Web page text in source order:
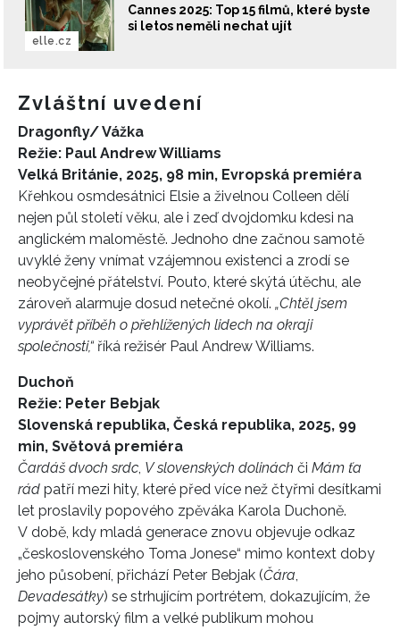
Cannes 2025: Top 15 filmů, které byste
si letos neměli nechat ujít
elle.cz
Zvláštní uvedení
Dragonfly/ Vážka
Režie: Paul Andrew Williams
Velká Británie, 2025, 98 min, Evropská premiéra
Křehkou osmdesátnici Elsie a živelnou Colleen dělí
nejen půl století věku, ale i zeď dvojdomku kdesi na
anglickém maloměstě. Jednoho dne začnou samotě
uvyklé ženy vnímat vzájemnou existenci a zrodí se
neobyčejné přátelství. Pouto, které skýtá útěchu, ale
zároveň alarmuje dosud netečné okolí. „Chtěl jsem
vyprávět příběh o přehlížených lidech na okraji
společnosti,“ říká režisér Paul Andrew Williams.
Duchoň
Režie: Peter Bebjak
Slovenská republika, Česká republika, 2025, 99
min, Světová premiéra
Čardáš dvoch srdc, V slovenských dolinách či Mám ťa
rád patří mezi hity, které před více než čtyřmi desítkami
let proslavily popového zpěváka Karola Duchoně.
V době, kdy mladá generace znovu objevuje odkaz
„československého Toma Jonese“ mimo kontext doby
jeho působení, přichází Peter Bebjak (Čára,
Devadesátky) se strhujícím portrétem, dokazujícím, že
pojmy autorský film a velké publikum mohou